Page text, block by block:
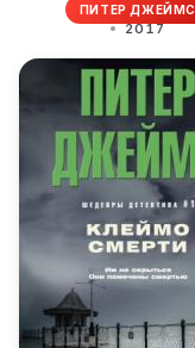
ПИТЕР ДЖЕЙМС
2017